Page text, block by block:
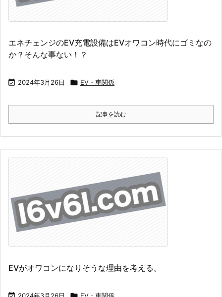
エネチェンジのEV充電設備はEVオワコン時代にゴミなの
か？そんな事ない！？
 2024年3月26日  EV・車関係
記事を読む
EVがオワコンになりそうな理由を考える。